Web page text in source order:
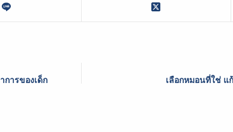
ารของเด็ก เลือกหมอนที่ใช่ แ